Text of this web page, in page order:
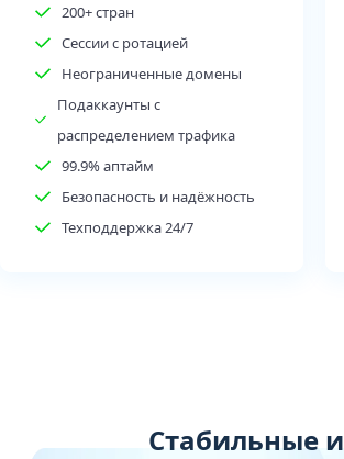
200+ стран
Сессии с ротацией
Неограниченные домены
Подаккаунты с
распределением трафика
99.9% аптайм
Безопасность и надёжность
Техподдержка 24/7
Стабильные и